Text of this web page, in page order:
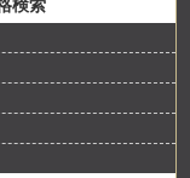
検索